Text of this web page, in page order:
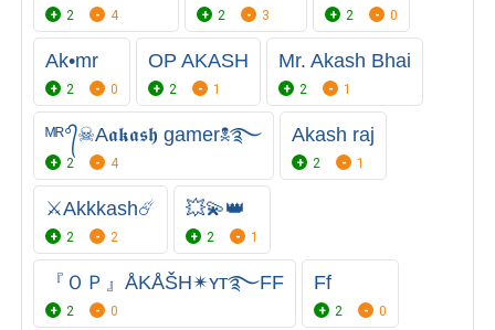
2 4 2 3 2 0
Ak•mr
2 0
OP AKASH
2 1
Mr. Akash Bhai
2 1
ᴹᴿ°᭄☠︎A𝖆𝖐𝖆𝖘𝖍 gamer☠࿐
2 4
Akash raj
2 1
⚔️Akkkash☄️
2 2
💥💫👑
2 1
『ＯＰ』ÅKÅŠH✴ʏᴛ࿐FF
2 0
Ff
2 0